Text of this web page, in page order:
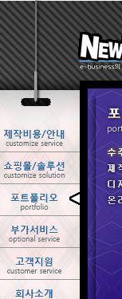
ㆍ
ㆍ